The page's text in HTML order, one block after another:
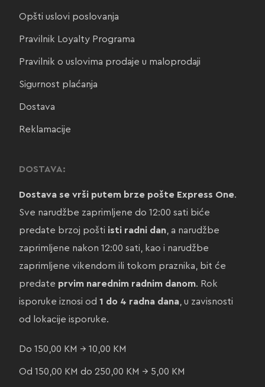
Opšti uslovi poslovanja
Pravilnik Loyalty Programa
Pravilnik o uslovima prodaje u maloprodaji
Sigurnost plaćanja
Dostava
Reklamacije
DOSTAVA:
Dostava se vrši putem brze pošte Express One.
Sve narudžbe zaprimljene do 12:00 sati biće
predate brzoj pošti isti radni dan, a narudžbe
zaprimljene nakon 12:00 sati, kao i narudžbe
zaprimljene vikendom ili tokom praznika, bit će
predate prvim narednim radnim danom. Rok
isporuke iznosi od 1 do 4 radna dana, u zavisnosti
od lokacije isporuke.
Do 150,00 KM → 10,00 KM
Od 150,00 KM do 250,00 KM → 5,00 KM